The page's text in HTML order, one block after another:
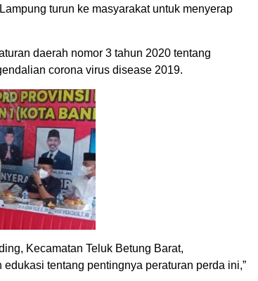
turun ke masyarakat untuk menyerap
daerah nomor 3 tahun 2020 tentang
corona virus disease 2019.
Kecamatan Teluk Betung Barat,
tentang pentingnya peraturan perda ini,”